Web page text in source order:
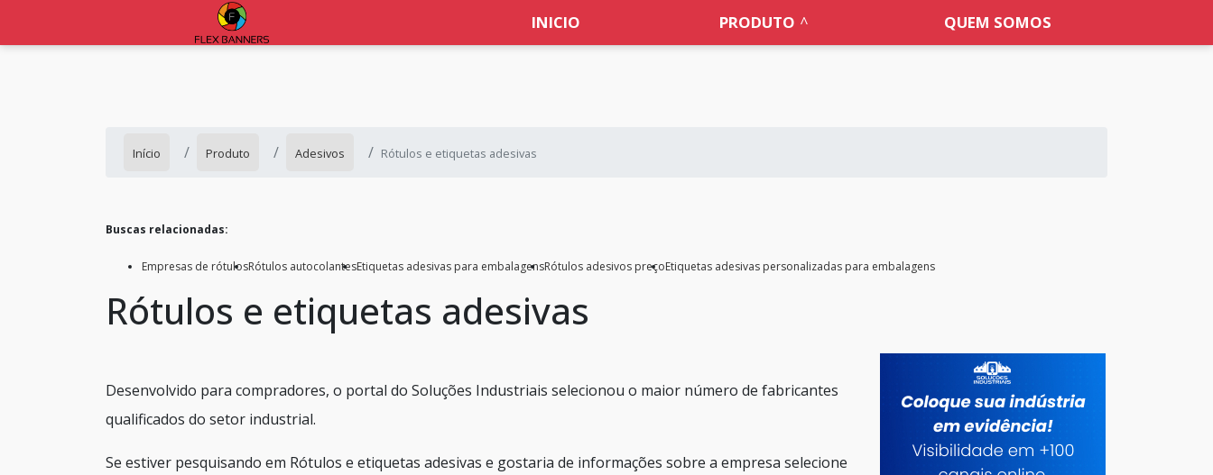
INICIO PRODUTO QUEM SOMOS
Início Produto Adesivos Rótulos e etiquetas adesivas
Buscas relacionadas:
Empresas de rótulosRótulos autocolantesEtiquetas adesivas para embalagensRótulos adesivos preçoEtiquetas adesivas personalizadas para embalagens
Rótulos e etiquetas adesivas
Desenvolvido para compradores, o portal do Soluções Industriais selecionou o maior número de fabricantes
qualificados do setor industrial.
Se estiver pesquisando em Rótulos e etiquetas adesivas e gostaria de informações sobre a empresa selecione